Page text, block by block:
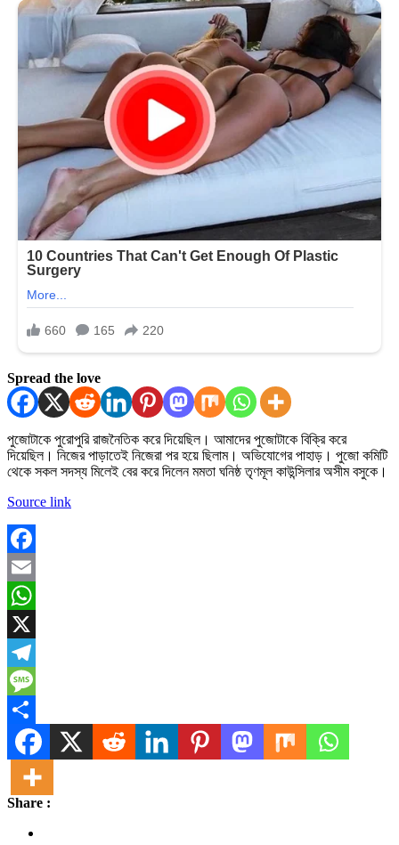
Spread the love
পুজোটাকে পুরোপুরি রাজনৈতিক করে দিয়েছিল। আমাদের পুজোটাকে বিক্রি করে
দিয়েছিল। নিজের পাড়াতেই নিজেরা পর হয়ে ছিলাম। অভিযোগের পাহাড়। পুজো কমিটি
থেকে সকল সদস্য মিলেই বের করে দিলেন মমতা ঘনিষ্ঠ তৃণমূল কাউন্সিলার অসীম বসুকে।
Source link
Facebook
Email
WhatsApp
X
Telegram
Message
Share
Share :